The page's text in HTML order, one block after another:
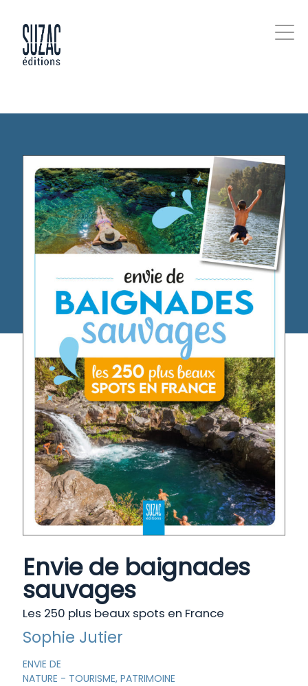
Envie de baignades
sauvages
Les 250 plus beaux spots en France
Sophie Jutier
ENVIE DE
NATURE - TOURISME, PATRIMOINE